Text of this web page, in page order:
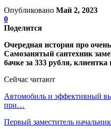
Опубликовано Май 2, 2023
0
Поделится
Очередная история про
Самозанятый сантехник
бачке за 333 рубля,
Сейчас читают
Автомобиль и эффективный
при…
Первый заместитель